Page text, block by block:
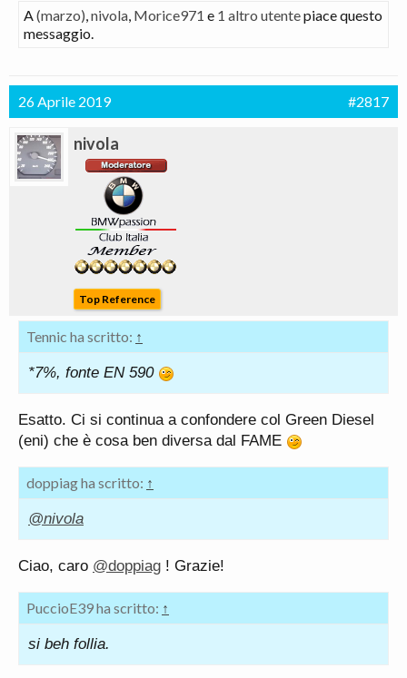
A(marzo),nivola, Morice971 e 1 altro utentepiace questo
messaggio.
26 Aprile 2019 #2817
nivola
Top Reference
Tennic ha scritto: ↑
*7%, fonte EN 590
Esatto. Ci si continua a confondere col Green Diesel
(eni) che è cosa ben diversa dal FAME
doppiag ha scritto: ↑
@nivola
Ciao, caro @doppiag ! Grazie!
PuccioE39 ha scritto: ↑
si beh follia.